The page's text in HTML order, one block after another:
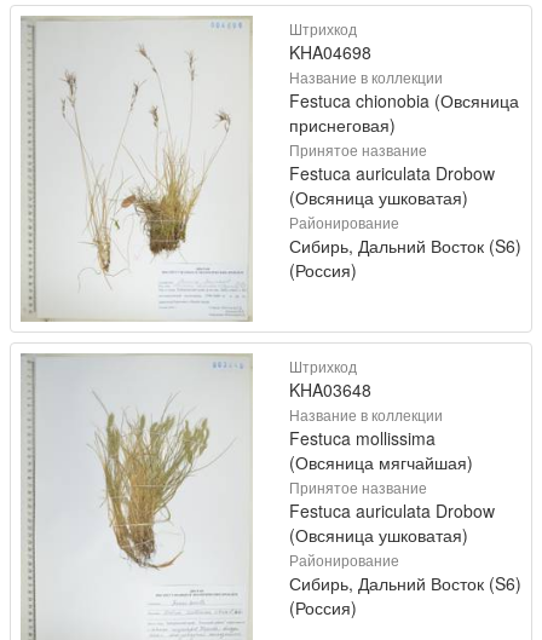
Штрихкод
KHA04698
Название в коллекции
Festuca chionobia (Овсяница
приснеговая)
Принятое название
Festuca auriculata Drobow
(Овсяница ушковатая)
Районирование
Сибирь, Дальний Восток (S6)
(Россия)
Штрихкод
KHA03648
Название в коллекции
Festuca mollissima
(Овсяница мягчайшая)
Принятое название
Festuca auriculata Drobow
(Овсяница ушковатая)
Районирование
Сибирь, Дальний Восток (S6)
(Россия)